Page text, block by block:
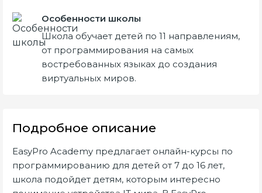
Особенности школы
Школа обучает детей по 11 направлениям,
от программирования на самых
востребованных языках до создания
виртуальных миров.
Подробное описание
EasyPro Academy предлагает онлайн-курсы по
программированию для детей от 7 до 16 лет,
школа подойдет детям, которым интересно